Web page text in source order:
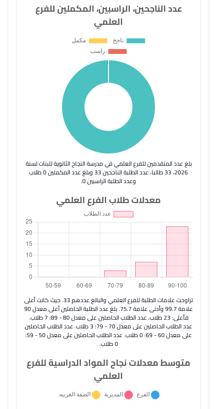
عدد الناجحين، الراسبين، المكملين للفرع
العلمي
بلغ عدد المتقدمين للفرع العلمي في مدرسة النجاح الثانوية للبنات لسنة
2026، 33 طالبا، عدد الطلبة الناجحين 33 وبلغ عدد المكملين 0 طلاب
وعدد الطلبة الراسبين 0.
معدلات طلاب الفرع العلمي
تراوحت علامات الطلبة للفرع العلمي والبالغ عددهم 33. حيث كانت أعلى
علامة 99.7 وأدنى علامة 75.7. بلغ عدد الطلبة الحاصلين أعلى معدل 90
فأعلى: 23 طلاب. عدد الطلاب الحاصلين على معدل 80 - 89: 7 طلاب.
عدد الطلاب الحاصلين على معدل 70 - 79: 3 طلاب. عدد الطلاب الحاصلين
على معدل 60 - 69: 0 طلاب. عدد الطلاب الحاصلين على معدل 50 - 59:
0 طلاب.
متوسط معدلات نجاح المواد الدراسية للفرع
العلمي